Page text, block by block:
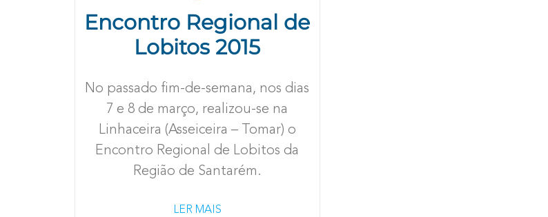
Encontro Regional de
Lobitos 2015
No passado fim-de-semana, nos dias
7 e 8 de março, realizou-se na
Linhaceira (Asseiceira – Tomar) o
Encontro Regional de Lobitos da
Região de Santarém.
LER MAIS